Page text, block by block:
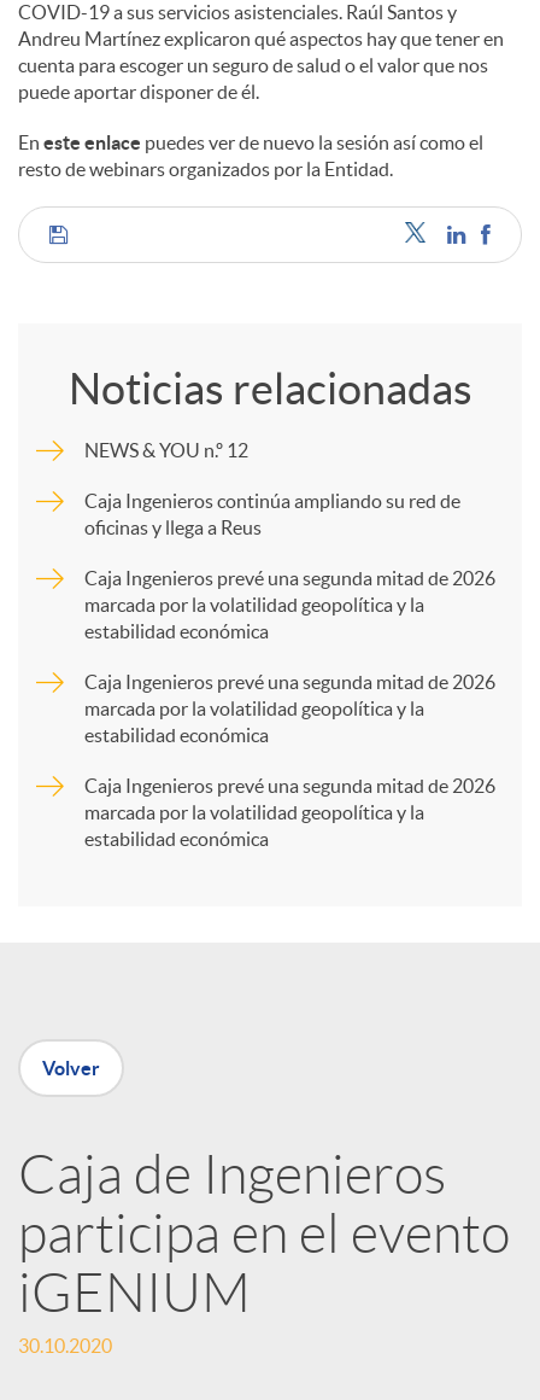
COVID-19 a sus servicios asistenciales. Raúl Santos y
Andreu Martínez explicaron qué aspectos hay que tener en
cuenta para escoger un seguro de salud o el valor que nos
puede aportar disponer de él.
En este enlace puedes ver de nuevo la sesión así como el
resto de webinars organizados por la Entidad.
C
m
p
a
n
e
d
e
Noticias relacionadas
NEWS & YOU n.º 12
Caja Ingenieros continúa ampliando su red de
oficinas y llega a Reus
Caja Ingenieros prevé una segunda mitad de 2026
marcada por la volatilidad geopolítica y la
estabilidad económica
Caja Ingenieros prevé una segunda mitad de 2026
marcada por la volatilidad geopolítica y la
estabilidad económica
Caja Ingenieros prevé una segunda mitad de 2026
marcada por la volatilidad geopolítica y la
estabilidad económica
Volver
Caja de Ingenieros
participa en el evento
iGENIUM
30.10.2020